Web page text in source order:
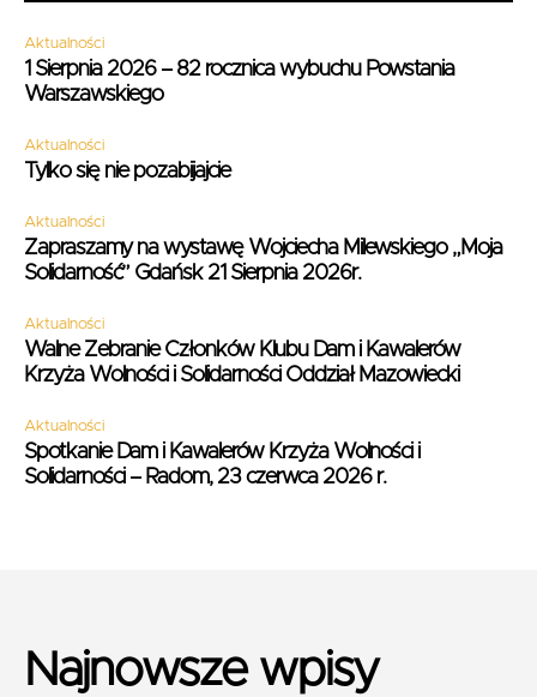
Aktualności
1 Sierpnia 2026 – 82 rocznica wybuchu Powstania
Warszawskiego
Aktualności
Tylko się nie pozabijajcie
Aktualności
Zapraszamy na wystawę Wojciecha Milewskiego „Moja
Solidarność” Gdańsk 21 Sierpnia 2026r.
Aktualności
Walne Zebranie Członków Klubu Dam i Kawalerów
Krzyża Wolności i Solidarności Oddział Mazowiecki
Aktualności
Spotkanie Dam i Kawalerów Krzyża Wolności i
Solidarności – Radom, 23 czerwca 2026 r.
Najnowsze wpisy